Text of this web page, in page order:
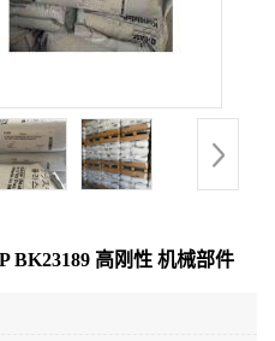
BK23189 高刚性 机械部件